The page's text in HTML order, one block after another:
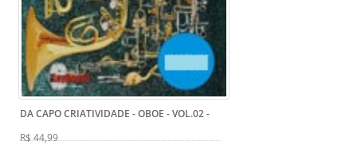
DA CAPO CRIATIVIDADE - OBOE - VOL.02-
R$ 44,99